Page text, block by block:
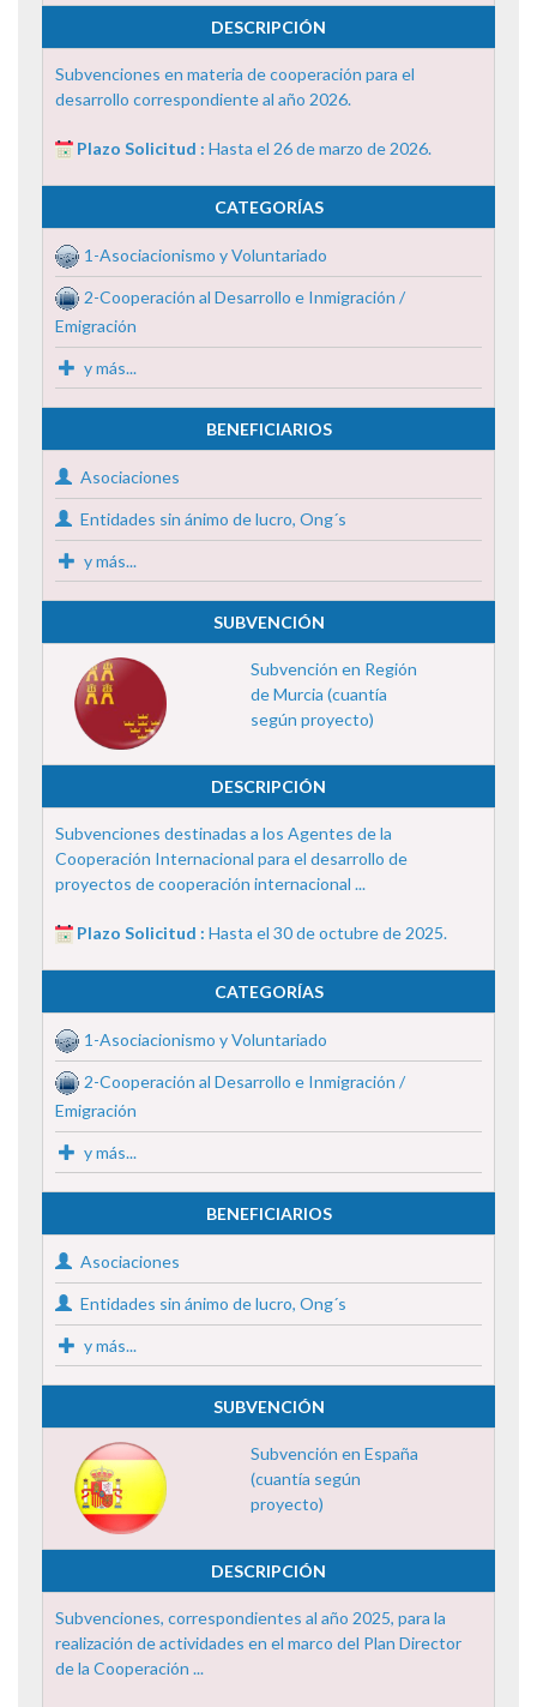
DESCRIPCIÓN
Subvenciones en materia de cooperación para el
desarrollo correspondiente al año 2026.
Plazo Solicitud : Hasta el 26 de marzo de 2026.
CATEGORÍAS
1-Asociacionismo y Voluntariado
2-Cooperación al Desarrollo e Inmigración /
Emigración
y más...
BENEFICIARIOS
Asociaciones
Entidades sin ánimo de lucro, Ong´s
y más...
SUBVENCIÓN
Subvención en Región
de Murcia (cuantía
según proyecto)
DESCRIPCIÓN
Subvenciones destinadas a los Agentes de la
Cooperación Internacional para el desarrollo de
proyectos de cooperación internacional ...
Plazo Solicitud : Hasta el 30 de octubre de 2025.
CATEGORÍAS
1-Asociacionismo y Voluntariado
2-Cooperación al Desarrollo e Inmigración /
Emigración
y más...
BENEFICIARIOS
Asociaciones
Entidades sin ánimo de lucro, Ong´s
y más...
SUBVENCIÓN
Subvención en España
(cuantía según
proyecto)
DESCRIPCIÓN
Subvenciones, correspondientes al año 2025, para la
realización de actividades en el marco del Plan Director
de la Cooperación ...